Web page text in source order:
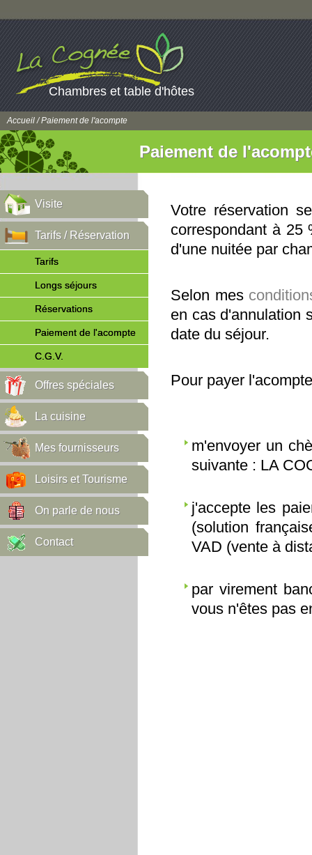
Chambres et table d'hôtes
Accueil/ Paiement de l'acompte
Paiement de
Visite
Tarifs / Réservation
Tarifs
Longs séjours
Réservations
Paiement de l'acompte
C.G.V.
Offres spéciales
La cuisine
Mes fournisseurs
Loisirs et Tourisme
On parle de nous
Contact
Votre réservation
correspondant à 25
d'une nuitée par
Selon mes
en cas d'annulation
date du séjour.
Pour payer
m'envoyer un
suivante : LA
j'accepte les
(solution
VAD (vente à
par virement
vous n'êtes pas